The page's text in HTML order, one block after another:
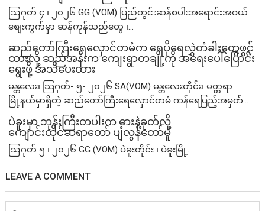
ဩဂုတ် ၄ ၊ ၂၀၂၆ GG (VOM) ပြည်တွင်းဆန်စပါးအရောင်းအဝယ်
စျေးကွက်မှာ ဆန်ကုန်သည်တွေ ၊...
ဆည်တော်ကြီးရေလှောင်တမံက ရေပိုရေလွှဲတံခါးတွေဖွင့်
ထားလို့ ဆည်အနီးက ကျေးရွာတချို့ကို အရေးပေါ်ပြောင်း
ရွေးဖို့ အသိပေးထား
မန္တလေး၊ သြဂုတ်- ၅- ၂၀၂၆ SA(VOM) မန္တလေးတိုင်း၊ မတ္တရာ
မြို့နယ်မှာရှိတဲ့ ဆည်တော်ကြီးရေလှောင်တမံ ကန်ရေပြည့်အမှတ်...
ပဲခူးမှာ ဘုန်းကြီးတပါးက ဓားနဲ့ခုတ်လို့
ကျောင်းထိုင်ဆရာတော် ပျံလွန်တော်မူ
ဩဂုတ် ၅ ၊ ၂၀၂၆ GG (VOM) ပဲခူးတိုင်း ၊ ပဲခူးမြို့...
LEAVE A COMMENT